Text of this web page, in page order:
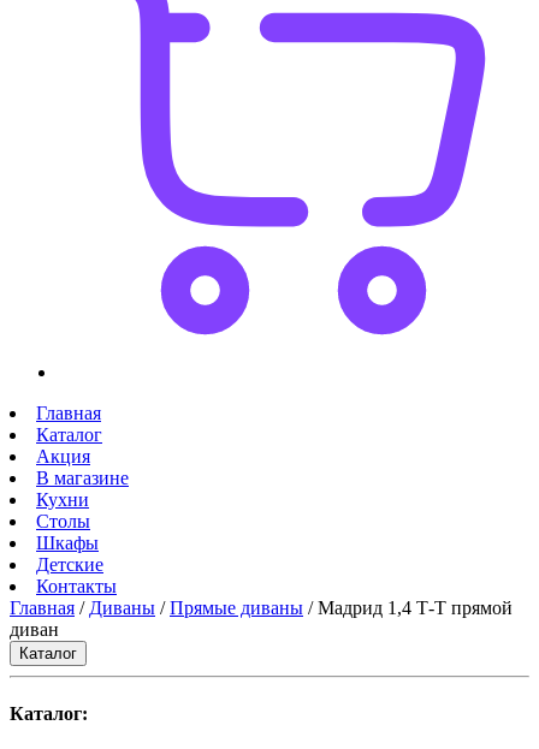
Главная
Каталог
Акция
В магазине
Кухни
Столы
Шкафы
Детские
Контакты
Главная / Диваны /Прямые диваны / Мадрид 1,4 Т-Т прямой
диван
Каталог
Каталог: